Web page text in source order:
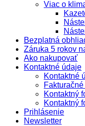
Viac o
Bezplatná
Záruka 5 rokov
Ako nakupovať
Kontaktné údaje
Kontaktné
Kontaktný
Kontaktný
Prihlásenie
Newsletter